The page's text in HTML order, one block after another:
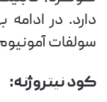
دارد. در
سولفات
کود نیتروژنه: